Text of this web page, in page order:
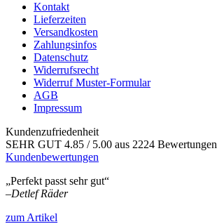
Kontakt
Lieferzeiten
Versandkosten
Zahlungsinfos
Datenschutz
Widerrufsrecht
Widerruf Muster-Formular
AGB
Impressum
Kundenzufriedenheit
SEHR GUT 4.85 / 5.00 aus 2224 Bewertungen
Kundenbewertungen
„Perfekt passt sehr gut“
–Detlef Räder
zum Artikel